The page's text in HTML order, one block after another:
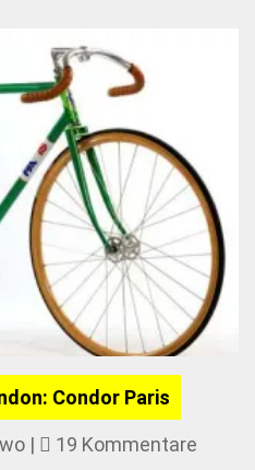
Condor Paris
| 19 Kommentare